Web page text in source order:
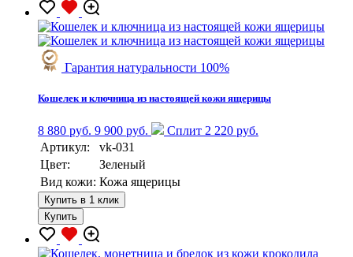
Гарантия натуральности 100%
Кошелек и ключница из настоящей кожи ящерицы
8 880 руб. 9 900 руб.
Сплит 2 220 руб.
Артикул:
vk-031
Цвет:
Зеленый
Вид кожи: Кожа ящерицы
Купить в 1 клик
Купить